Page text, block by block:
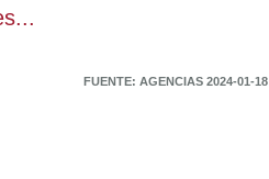
FUENTE: AGENCIAS 2024-01-18